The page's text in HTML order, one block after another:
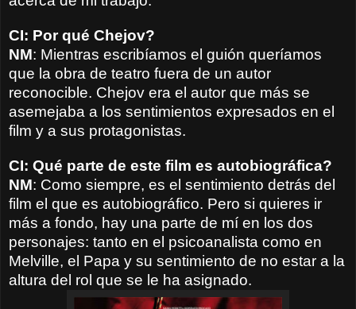
CI: Por qué Chejov?
NM: Mientras escribíamos el guión queríamos
que la obra de teatro fuera de un autor
reconocible. Chejov era el autor que más se
asemejaba a los sentimientos expresados en el
film y a sus protagonistas.
CI: Qué parte de este film es autobiográfica?
NM: Como siempre, es el sentimiento detrás del
film el que es autobiográfico. Pero si quieres ir
más a fondo, hay una parte de mí en los dos
personajes: tanto en el psicoanalista como en
Melville, el Papa y su sentimiento de no estar a la
altura del rol que se le ha asignado.